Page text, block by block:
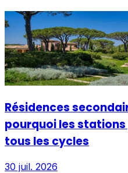
Résidences
pourquoi les
tous les cycles
30 juil. 2026